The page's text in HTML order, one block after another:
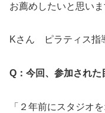
お薦めしたいと思いま
Kさん ピラティス
Q：今回、参加された
「２年前にスタジオ